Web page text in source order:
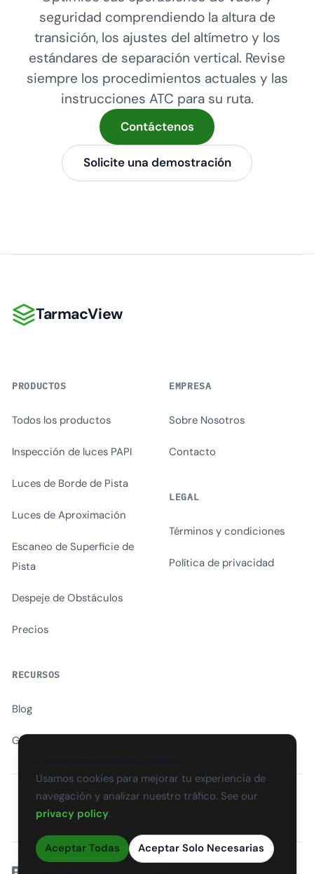
seguridad comprendiendo la altura de
transición, los ajustes del altímetro y los
estándares de separación vertical. Revise
siempre los procedimientos actuales y las
instrucciones ATC para su ruta.
Contáctenos
Solicite una demostración
TarmacView
TarmacView
PRODUCTOS
Todos los productos
Inspección de luces PAPI
Luces de Borde de Pista
Luces de Aproximación
Escaneo de Superficie de
Pista
Despeje de Obstáculos
Precios
RECURSOS
Blog
Glosario
EMPRESA
Sobre Nosotros
Contacto
LEGAL
Términos y condiciones
Política de privacidad
CS DE
Usamos cookies para mejorar tu experiencia de
navegación y analizar nuestro tráfico. See our
privacy policy.
Aceptar Todas
Aceptar Solo Necesarias